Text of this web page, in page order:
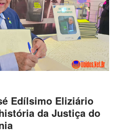
Edílsimo Eliziário
da Justiça do